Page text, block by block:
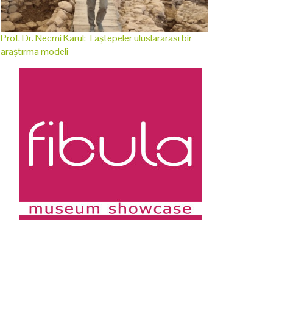
Prof. Dr. Necmi Karul: Taştepeler uluslararası bir
araştırma modeli